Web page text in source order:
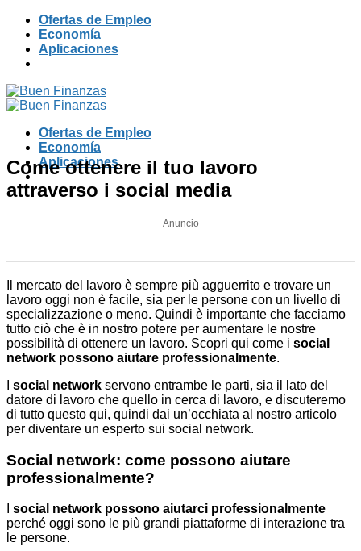
Skip
content
Ofertas de Empleo
Economía
Aplicaciones
Ofertas de Empleo
Economía
Aplicaciones
Come ottenere il tuo lavoro
attraverso i social media
Anuncio
Il mercato del lavoro è sempre più agguerrito e trovare un
lavoro oggi non è facile, sia per le persone con un livello di
specializzazione o meno. Quindi è importante che facciamo
tutto ciò che è in nostro potere per aumentare le nostre
possibilità di ottenere un lavoro. Scopri qui come i social
network possono aiutare professionalmente.
social network servono entrambe le parti, sia il lato del
datore di lavoro che quello in cerca di lavoro, e discuteremo
di tutto questo qui, quindi dai un’occhiata al nostro articolo
per diventare un esperto sui social network.
Social network: come possono aiutare
professionalmente?
social network possono aiutarci professionalmente
perché oggi sono le più grandi piattaforme di interazione tra
le persone.